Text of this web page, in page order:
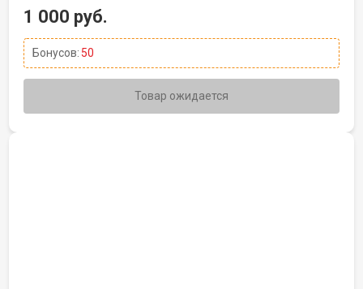
1 000 руб.
Бонусов: 50
Товар ожидается